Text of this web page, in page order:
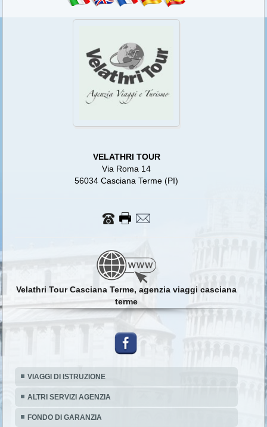
VELATHRI TOUR
Via Roma 14
56034 Casciana Terme (PI)
Velathri Tour Casciana Terme, agenzia viaggi casciana
terme
VIAGGI DI ISTRUZIONE
ALTRI SERVIZI AGENZIA
FONDO DI GARANZIA